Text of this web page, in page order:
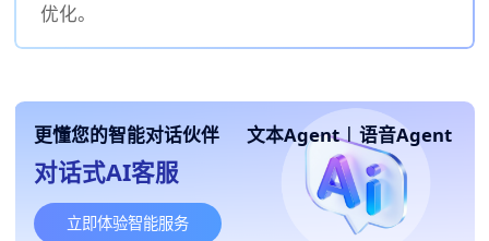
优化。
更懂您的智能对话伙伴 文本Agent | 语音Agent
对话式AI客服
立即体验智能服务